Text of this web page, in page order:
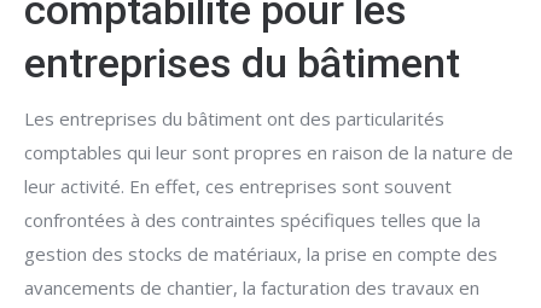
comptabilité pour les
entreprises du bâtiment
Les entreprises du bâtiment ont des particularités
comptables qui leur sont propres en raison de la nature de
leur activité. En effet, ces entreprises sont souvent
confrontées à des contraintes spécifiques telles que la
gestion des stocks de matériaux, la prise en compte des
avancements de chantier, la facturation des travaux en